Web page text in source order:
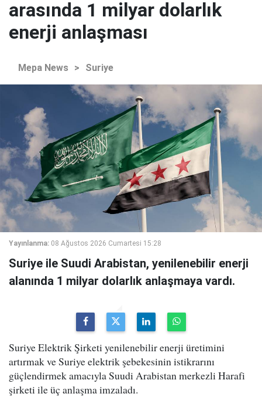
arasında 1 milyar dolarlık
enerji anlaşması
Mepa News > Suriye
Yayınlanma: 08 Ağustos 2026 Cumartesi 15:28
Suriye ile Suudi Arabistan, yenilenebilir enerji
alanında 1 milyar dolarlık anlaşmaya vardı.
Suriye Elektrik Şirketi yenilenebilir enerji üretimini
artırmak ve Suriye elektrik şebekesinin istikrarını
güçlendirmek amacıyla Suudi Arabistan merkezli Harafi
şirketi ile üç anlaşma imzaladı.